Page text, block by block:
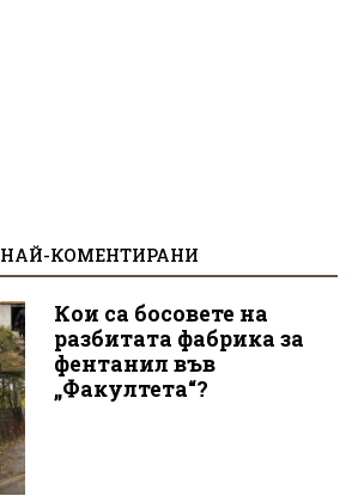
НАЙ-КОМЕНТИРАНИ
Кои са босовете на
разбитата фабрика за
фентанил във
„Факултета“?